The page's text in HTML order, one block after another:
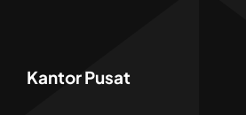
Kantor Pusat